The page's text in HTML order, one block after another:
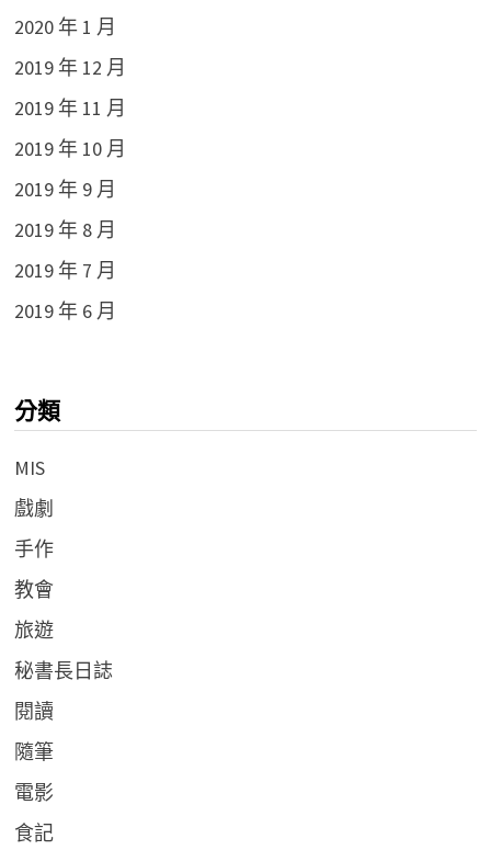
2020 年 1 月
2019 年 12 月
2019 年 11 月
2019 年 10 月
2019 年 9 月
2019 年 8 月
2019 年 7 月
2019 年 6 月
分類
MIS
戲劇
手作
教會
旅遊
秘書長日誌
閱讀
隨筆
電影
食記